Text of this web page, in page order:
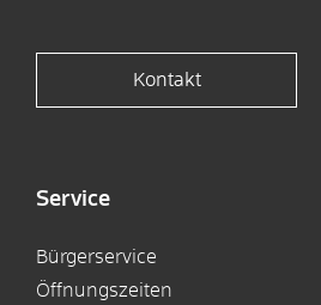
Kontakt
Service
Bürgerservice
Öffnungszeiten